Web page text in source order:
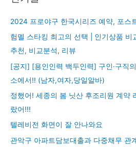
2024 프로야구 한국시리즈 예약, 포스
험멜 스타킹 최고의 선택 | 인기상품 비
추천, 비교분석, 리뷰
[공지] [용인인력 백두인력] 구인·구직
소에서!! (남자,여자,당일알바)
정했어! 세종의 봄 닛산 후조리원 계약
랐어!!!
텔레비전 화면이 잘 안나와요
관악구 아파트담보대출과 다중채무 관